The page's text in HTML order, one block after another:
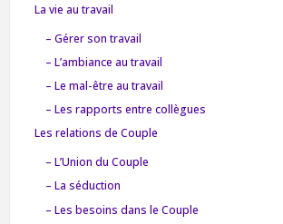
La vie au travail
– Gérer son travail
– L’ambiance au travail
– Le mal-être au travail
– Les rapports entre collègues
Les relations de Couple
– L’Union du Couple
– La séduction
– Les besoins dans le Couple